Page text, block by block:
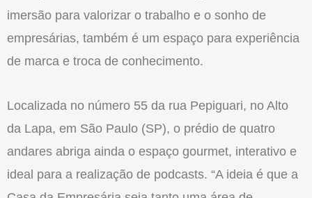
imersão para valorizar o trabalho e o sonho de
empresárias, também é um espaço para experiência
de marca e troca de conhecimento.
Localizada no número 55 da rua Pepiguari, no Alto
da Lapa, em São Paulo (SP), o prédio de quatro
andares abriga ainda o espaço gourmet, interativo e
ideal para a realização de podcasts. “A ideia é que a